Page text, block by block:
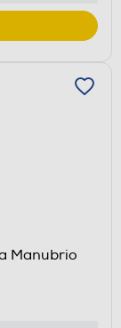
Manubrio